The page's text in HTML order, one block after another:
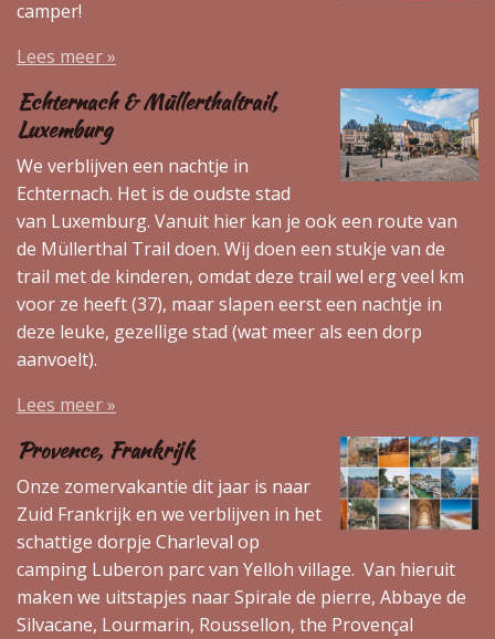
camper!
Lees meer »
Echternach & Müllerthaltrail,
Luxemburg
We verblijven een nachtje in
Echternach. Het is de oudste stad
van Luxemburg. Vanuit hier kan je ook een route van
de Müllerthal Trail doen. Wij doen een stukje van de
trail met de kinderen, omdat deze trail wel erg veel km
voor ze heeft (37), maar slapen eerst een nachtje in
deze leuke, gezellige stad (wat meer als een dorp
aanvoelt).
Lees meer »
Provence, Frankrijk
Onze zomervakantie dit jaar is naar
Zuid Frankrijk en we verblijven in het
schattige dorpje Charleval op
camping Luberon parc van Yelloh village. Van hieruit
maken we uitstapjes naar Spirale de pierre, Abbaye de
Silvacane, Lourmarin, Roussellon, the Provençal